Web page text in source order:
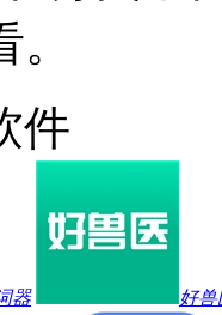
件
器 好